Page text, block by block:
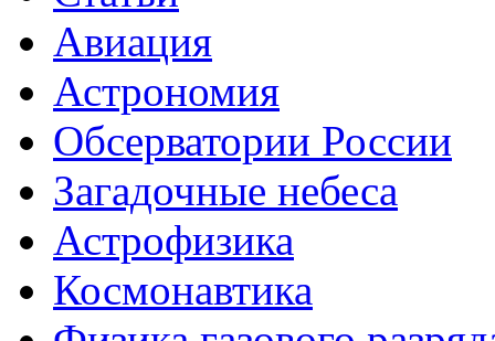
Авиация
Астрономия
Обсерватории России
Загадочные небеса
Астрофизика
Космонавтика